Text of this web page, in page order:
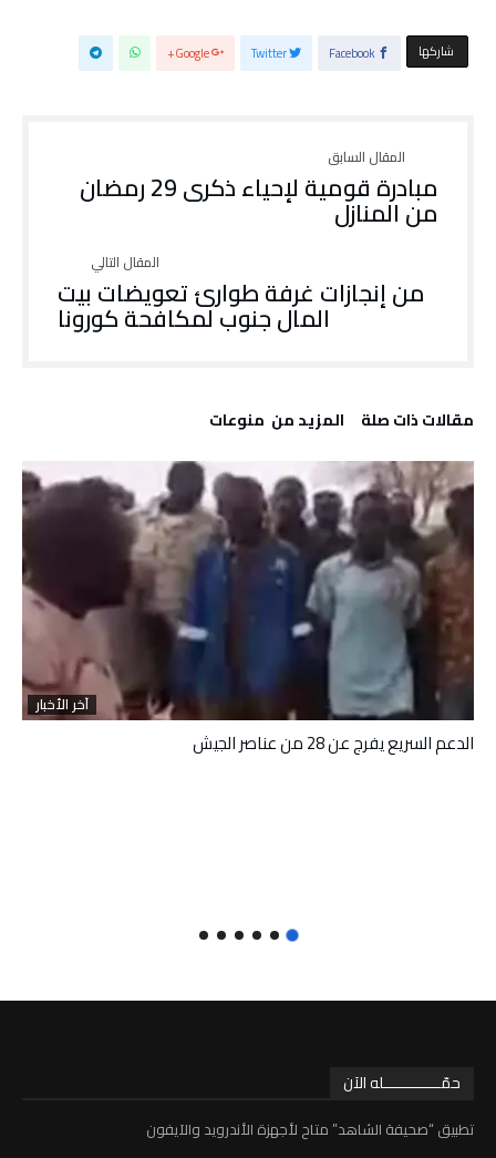
‫‫ شاركها‬ Facebook
Twitter
Google+
مبادرة قومية لإحياء ذكرى 29 رمضان
من المنازل
من إنجازات غرفة طوارئ تعويضات بيت
المال جنوب لمكافحة كورونا
‫مقالات ذات صلة‬ ‫المزيد من ‬ منوعات
آخر الأخبار
الدعم السريع يفرج عن 28 من عناصر الجيش
حمّـــــــــــــله الآن
تطبيق “صحيفة الشاهد” متاح لأجهزة الأندرويد والآيفون